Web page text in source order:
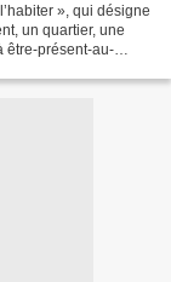
», qui désigne
un quartier, une
être-présent-au-